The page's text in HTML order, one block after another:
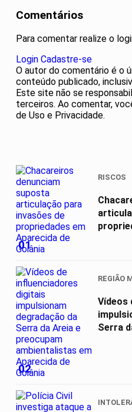
Comentários
Para comentar realize o
Login Cadastre-se
O autor do comentário é o
conteúdo publicado,
Este site não se
terceiros. Ao comentar,
de Uso e Privacidade.
01
RISCOS
02
REGIÃO
Vídeos
Serra